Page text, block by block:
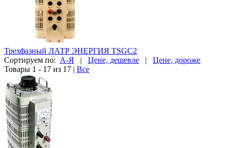
Трехфазный ЛАТР ЭНЕРГИЯ TSGC2
Сортируем по: А-Я | Цене, дешевле | Цене, дороже
Товары 1 - 17 из 17 | Все